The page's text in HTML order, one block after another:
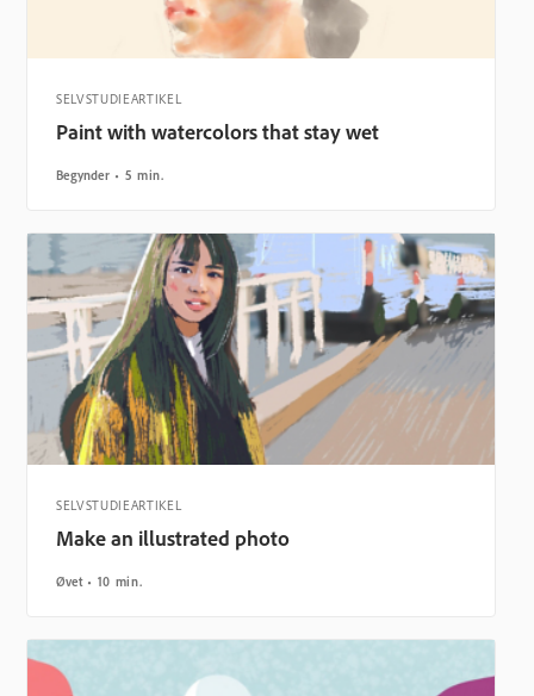
SELVSTUDIEARTIKEL
Paint with watercolors that stay wet
Begynder 5 min.
SELVSTUDIEARTIKEL
Make an illustrated photo
Øvet 10 min.